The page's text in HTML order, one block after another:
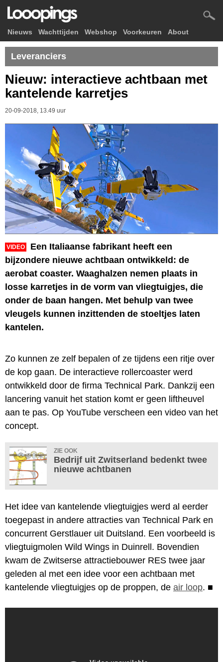
Nieuws Wachttijden Webshop Voorkeuren About
Leveranciers
Nieuw: interactieve achtbaan met
kantelende karretjes
20-09-2018, 13.49 uur
VIDEO
Een Italiaanse fabrikant heeft een
bijzondere nieuwe achtbaan ontwikkeld: de
aerobat coaster. Waaghalzen nemen plaats in
losse karretjes in de vorm van vliegtuigjes, die
onder de baan hangen. Met behulp van twee
vleugels kunnen inzittenden de stoeltjes laten
kantelen.
Zo kunnen ze zelf bepalen of ze tijdens een ritje over
de kop gaan. De interactieve rollercoaster werd
ontwikkeld door de firma Technical Park. Dankzij een
lancering vanuit het station komt er geen liftheuvel
aan te pas. Op YouTube verscheen een video van het
concept.
ZIE OOK
Bedrijf uit Zwitserland bedenkt twee
nieuwe achtbanen
Het idee van kantelende vliegtuigjes werd al eerder
toegepast in andere attracties van Technical Park en
concurrent Gerstlauer uit Duitsland. Een voorbeeld is
vliegtuigmolen Wild Wings in Duinrell. Bovendien
kwam de Zwitserse attractiebouwer RES twee jaar
geleden al met een idee voor een achtbaan met
kantelende vliegtuigjes op de proppen, de air loop. ■